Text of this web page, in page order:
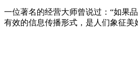
一位著名的经营大师曾说过：“如果
有效的信息传播形式，是人们象征美